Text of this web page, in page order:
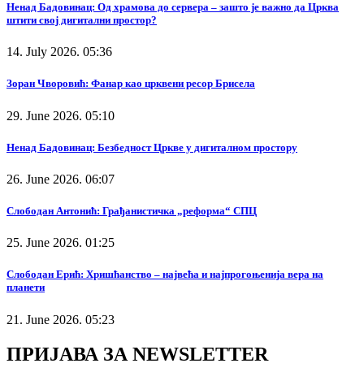
Ненад Бадовинац: Од храмова до сервера – зашто је важно да Црква
штити свој дигитални простор?
14. July 2026. 05:36
Зоран Чворовић: Фанар као црквени ресор Брисела
29. June 2026. 05:10
Ненад Бадовинац: Безбедност Цркве у дигиталном простору
26. June 2026. 06:07
Слободан Антонић: Грађанистичка „реформа“ СПЦ
25. June 2026. 01:25
Слободан Ерић: Хришћанство – највећа и најпрогоњенија вера на
планети
21. June 2026. 05:23
ПРИЈАВА ЗА NEWSLETTER